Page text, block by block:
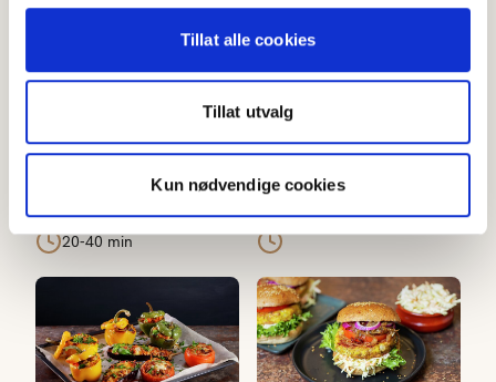
Tillat alle cookies
Tillat utvalg
Kun nødvendige cookies
Indiskinspirert
potetgryte med
20-40 min
Grønnsakstaco i
hjemmelagde
lomper
Fylte, bakte grønnsaker Potetburger